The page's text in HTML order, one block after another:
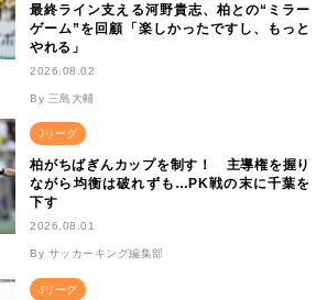
最終ライン支える河野貴志、柏との“ミラー
ゲーム”を回顧「楽しかったですし、もっと
やれる」
2026.08.02
By 三島大輔
Jリーグ
柏がちばぎんカップを制す！ 主導権を握り
ながら均衡は破れずも…PK戦の末に千葉を
下す
2026.08.01
By サッカーキング編集部
Jリーグ